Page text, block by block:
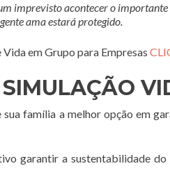
imprevisto acontecer o
ama estará protegido.
Vida em Grupo para Empresas
SIMULAÇÃO
família a melhor opção em
garantir a sustentabilidade do